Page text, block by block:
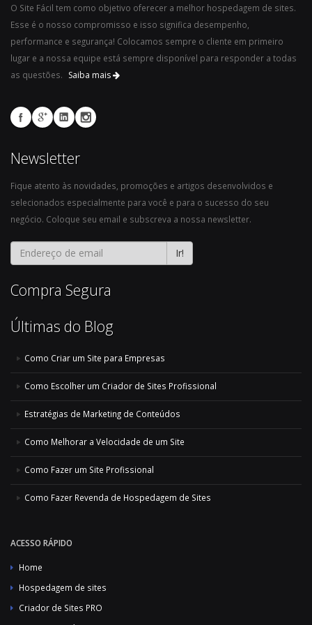
O Site Fácil tem como objetivo oferecer a melhor hospedagem de sites.
Esse é o nosso compromisso e isso significa desempenho,
performance e segurança! Colocamos sempre o cliente em primeiro
lugar e a nossa equipe está sempre disponível para responder a todas
as questões.
Saiba mais
Newsletter
Fique atento às novidades, promoções e artigos desenvolvidos e
selecionados especialmente para você e para o sucesso do seu
negócio. Coloque seu email e subscreva a nossa newsletter.
Ir!
Compra Segura
Últimas do Blog
Como Criar um Site para Empresas
Como Escolher um Criador de Sites Profissional
Estratégias de Marketing de Conteúdos
Como Melhorar a Velocidade de um Site
Como Fazer um Site Profissional
Como Fazer Revenda de Hospedagem de Sites
ACESSO RÁPIDO
Home
Hospedagem de sites
Criador de Sites PRO